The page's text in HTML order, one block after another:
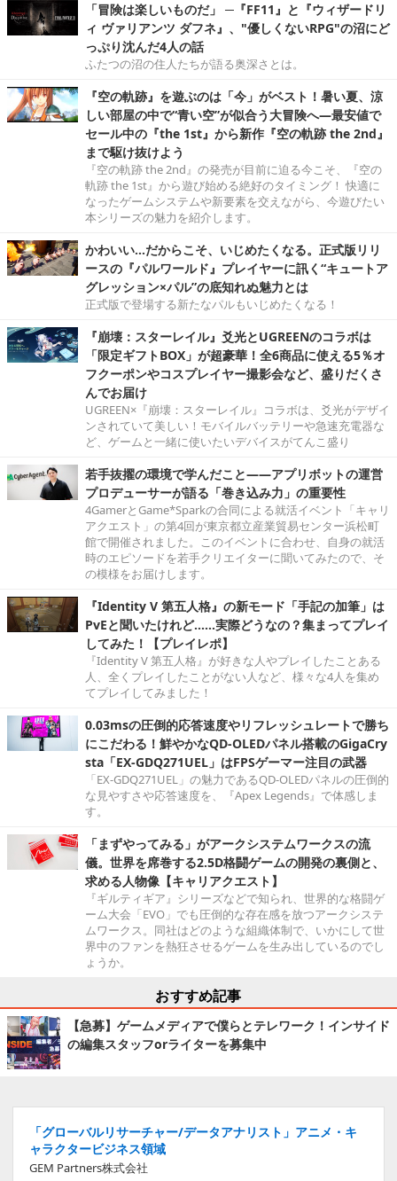
「冒険は楽しいものだ」 ─『FF11』と『ウィザードリ
ィ ヴァリアンツ ダフネ』、"優しくないRPG"の沼にど
っぷり沈んだ4人の話
ふたつの沼の住人たちが語る奥深さとは。
『空の軌跡』を遊ぶのは「今」がベスト！暑い夏、涼
しい部屋の中で“青い空”が似合う大冒険へ―最安値で
セール中の『the 1st』から新作『空の軌跡 the 2nd』
まで駆け抜けよう
『空の軌跡 the 2nd』の発売が目前に迫る今こそ、『空の
軌跡 the 1st』から遊び始める絶好のタイミング！ 快適に
なったゲームシステムや新要素を交えながら、今遊びたい
本シリーズの魅力を紹介します。
かわいい…だからこそ、いじめたくなる。正式版リリ
ースの『パルワールド』プレイヤーに訊く“キュートア
グレッション×パル”の底知れぬ魅力とは
正式版で登場する新たなパルもいじめたくなる！
『崩壊：スターレイル』爻光とUGREENのコラボは
「限定ギフトBOX」が超豪華！全6商品に使える5％オ
フクーポンやコスプレイヤー撮影会など、盛りだくさ
んでお届け
UGREEN×『崩壊：スターレイル』コラボは、爻光がデザイ
ンされていて美しい！モバイルバッテリーや急速充電器な
ど、ゲームと一緒に使いたいデバイスがてんこ盛り
若手抜擢の環境で学んだこと――アプリボットの運営
プロデューサーが語る「巻き込み力」の重要性
4GamerとGame*Sparkの合同による就活イベント「キャリ
アクエスト」の第4回が東京都立産業貿易センター浜松町
館で開催されました。このイベントに合わせ、自身の就活
時のエピソードを若手クリエイターに聞いてみたので、そ
の模様をお届けします。
『Identity V 第五人格』の新モード「手記の加筆」は
PvEと聞いたけれど……実際どうなの？集まってプレイ
してみた！【プレイレポ】
『Identity V 第五人格』が好きな人やプレイしたことある
人、全くプレイしたことがない人など、様々な4人を集め
てプレイしてみました！
0.03msの圧倒的応答速度やリフレッシュレートで勝ち
にこだわる！鮮やかなQD-OLEDパネル搭載のGigaCry
sta「EX-GDQ271UEL」はFPSゲーマー注目の武器
「EX-GDQ271UEL」の魅力であるQD-OLEDパネルの圧倒的
な見やすさや応答速度を、『Apex Legends』で体感しま
す。
「まずやってみる」がアークシステムワークスの流
儀。世界を席巻する2.5D格闘ゲームの開発の裏側と、
求める人物像【キャリアクエスト】
『ギルティギア』シリーズなどで知られ、世界的な格闘ゲ
ーム大会「EVO」でも圧倒的な存在感を放つアークシステ
ムワークス。同社はどのような組織体制で、いかにして世
界中のファンを熱狂させるゲームを生み出しているのでし
ょうか。
おすすめ記事
【急募】ゲームメディアで僕らとテレワーク！インサイド
の編集スタッフorライターを募集中
「グローバルリサーチャー/データアナリスト」アニメ・キ
ャラクタービジネス領域
GEM Partners株式会社